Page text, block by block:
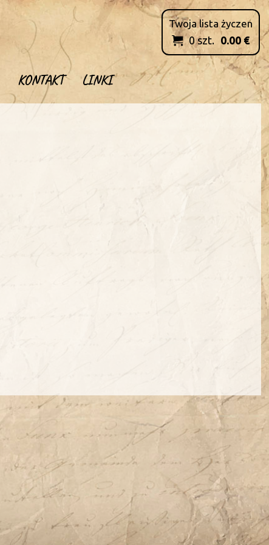
KONTAKT LINKI
Twoja lista życzen
 0szt. 0.00 €